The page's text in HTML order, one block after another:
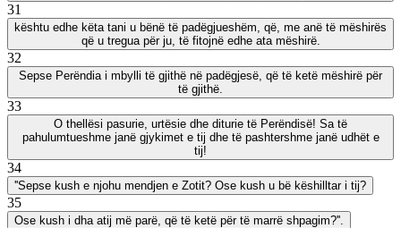
31
kështu edhe këta tani u bënë të padëgjueshëm, që, me anë të mëshirës
që u tregua për ju, të fitojnë edhe ata mëshirë.
32
Sepse Perëndia i mbylli të gjithë në padëgjesë, që të ketë mëshirë për
të gjithë.
33
O thellësi pasurie, urtësie dhe diturie të Perëndisë! Sa të
pahulumtueshme janë gjykimet e tij dhe të pashtershme janë udhët e
tij!
34
''Sepse kush e njohu mendjen e Zotit? Ose kush u bë këshilltar i tij?
35
Ose kush i dha atij më parë, që të ketë për të marrë shpagim?''.